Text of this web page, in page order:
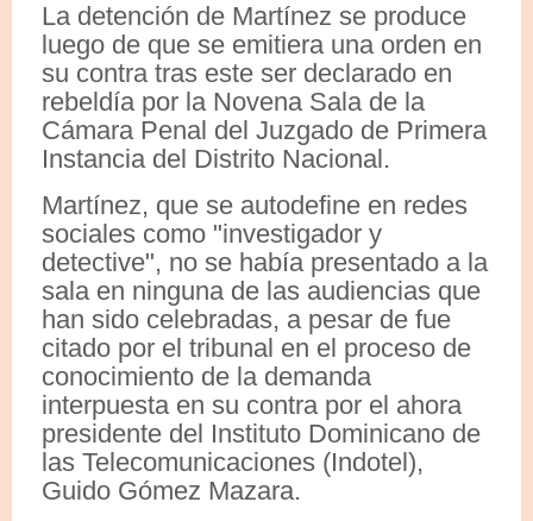
La detención de Martínez se produce
luego de que se emitiera una orden en
su contra tras este ser declarado en
rebeldía por la Novena Sala de la
Cámara Penal del Juzgado de Primera
Instancia del Distrito Nacional.
Martínez, que se autodefine en redes
sociales como "investigador y
detective", no se había presentado a la
sala en ninguna de las audiencias que
han sido celebradas, a pesar de fue
citado por el tribunal en el proceso de
conocimiento de la demanda
interpuesta en su contra por el ahora
presidente del Instituto Dominicano de
las Telecomunicaciones (Indotel),
Guido Gómez Mazara.